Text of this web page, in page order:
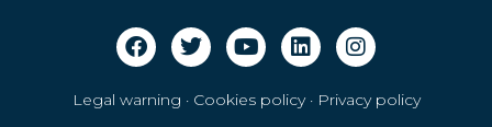
Legal warning · Cookies policy· Privacy policy